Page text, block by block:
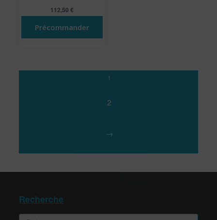
112,50 €
Précommander
1
2
→
Recherche